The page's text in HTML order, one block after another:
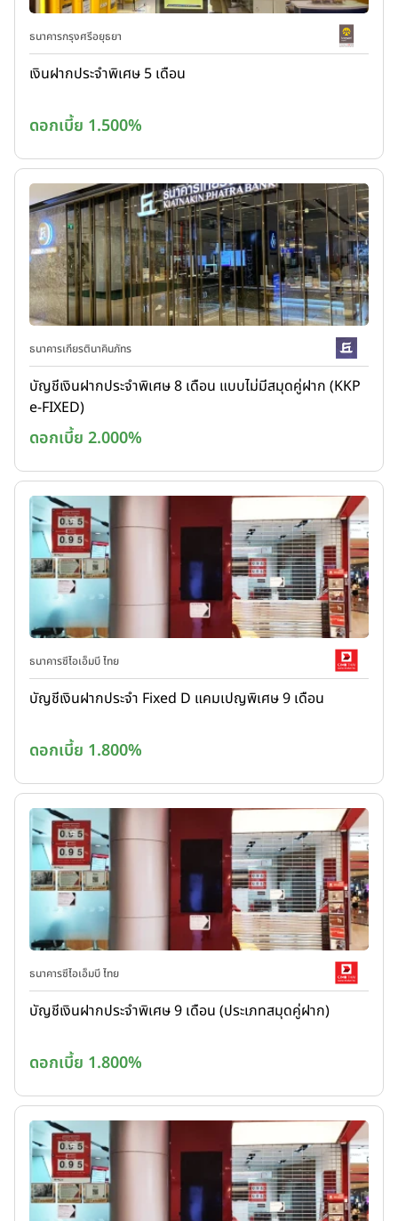
ธนาคารกรุงศรีอยุธยา
เงินฝากประจำพิเศษ 5 เดือน
ดอกเบี้ย 1.500%
ธนาคารเกียรตินาคินภัทร
บัญชีเงินฝากประจำพิเศษ 8 เดือน แบบไม่มีสมุดคู่ฝาก (KKP
e-FIXED)
ดอกเบี้ย 2.000%
ธนาคารซีไอเอ็มบี ไทย
บัญชีเงินฝากประจำ Fixed D แคมเปญพิเศษ 9 เดือน
ดอกเบี้ย 1.800%
ธนาคารซีไอเอ็มบี ไทย
บัญชีเงินฝากประจำพิเศษ 9 เดือน (ประเภทสมุดคู่ฝาก)
ดอกเบี้ย 1.800%